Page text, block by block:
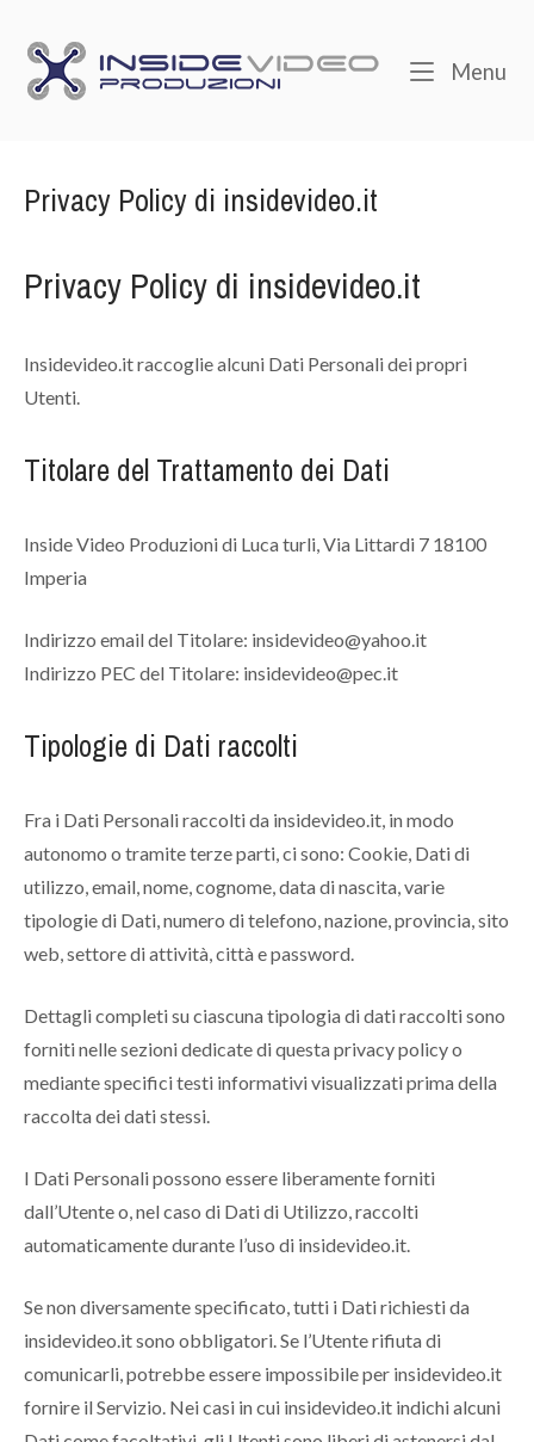
content
Home
Menu
Privacy Policy di insidevideo.it
Privacy Policy di insidevideo.it
Insidevideo.it raccoglie alcuni Dati Personali dei propri
Utenti.
Titolare del Trattamento dei Dati
Inside Video Produzioni di Luca turli, Via Littardi 7 18100
Imperia
Indirizzo email del Titolare: insidevideo@yahoo.it
Indirizzo PEC del Titolare: insidevideo@pec.it
Tipologie di Dati raccolti
Fra i Dati Personali raccolti da insidevideo.it, in modo
autonomo o tramite terze parti, ci sono: Cookie, Dati di
utilizzo, email, nome, cognome, data di nascita, varie
tipologie di Dati, numero di telefono, nazione, provincia, sito
web, settore di attività, città e password.
Dettagli completi su ciascuna tipologia di dati raccolti sono
forniti nelle sezioni dedicate di questa privacy policy o
mediante specifici testi informativi visualizzati prima della
raccolta dei dati stessi.
I Dati Personali possono essere liberamente forniti
dall’Utente o, nel caso di Dati di Utilizzo, raccolti
automaticamente durante l’uso di insidevideo.it.
Se non diversamente specificato, tutti i Dati richiesti da
insidevideo.it sono obbligatori. Se l’Utente rifiuta di
comunicarli, potrebbe essere impossibile per insidevideo.it
fornire il Servizio. Nei casi in cui insidevideo.it indichi alcuni